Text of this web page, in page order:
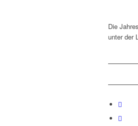
Die
unter der